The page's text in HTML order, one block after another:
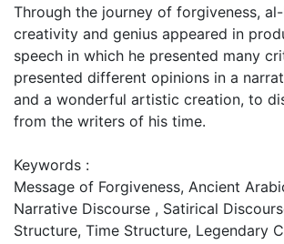
Through the journey of forgiveness,
creativity and genius appeared in
speech in which he presented many
presented different opinions in a
and a wonderful artistic creation, to
from the writers of his time.
Keywords :
Message of Forgiveness, Ancient
Narrative Discourse , Satirical
Structure, Time Structure, Legendary